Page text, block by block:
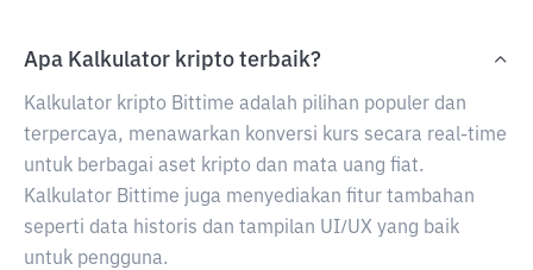
Apa Kalkulator kripto terbaik?
Kalkulator kripto Bittime adalah pilihan populer dan
terpercaya, menawarkan konversi kurs secara real-time
untuk berbagai aset kripto dan mata uang fiat.
Kalkulator Bittime juga menyediakan fitur tambahan
seperti data historis dan tampilan UI/UX yang baik
untuk pengguna.